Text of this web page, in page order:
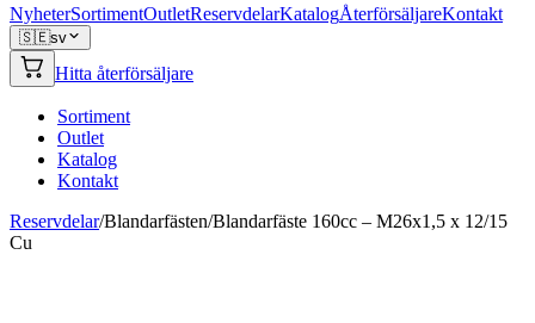
NyheterSortimentOutletReservdelarKatalogÅterförsäljareKontakt
🇸🇪sv
Hitta återförsäljare
Sortiment
Outlet
Katalog
Kontakt
Reservdelar/Blandarfästen/Blandarfäste 160cc – M26x1,5 x 12/15
Cu